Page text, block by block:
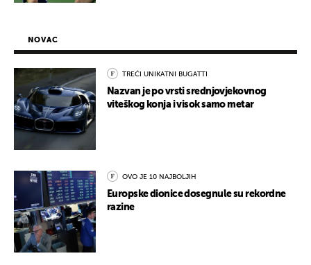
NOVAC
TREĆI UNIKATNI BUGATTI
Nazvan je po vrsti srednjovjekovnog
viteškog konja i visok samo metar
OVO JE 10 NAJBOLJIH
Europske dionice dosegnule su rekordne
razine